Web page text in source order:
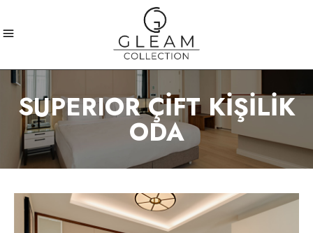
SUPERIOR ÇIFT KIŞILIK
ODA